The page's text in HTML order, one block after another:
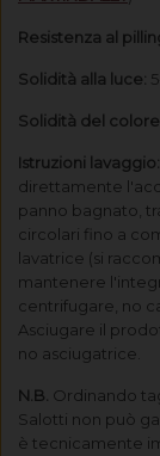
Resistenza al
Solidità alla luce:
Solidità del
Istruzioni lavaggio:
direttamente
panno bagnato,
circolari fino a
lavatrice (si
mantenere
centrifugare, no
Asciugare il
no asciugatrice.
N.B. Ordinando
Salotti non può
è tecnicamente